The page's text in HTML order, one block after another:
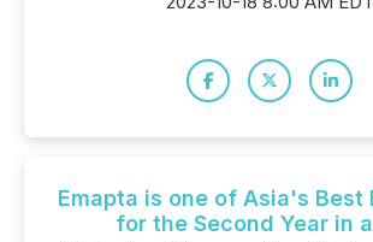
Emapta is one of Asia's Best
for the Second Year in